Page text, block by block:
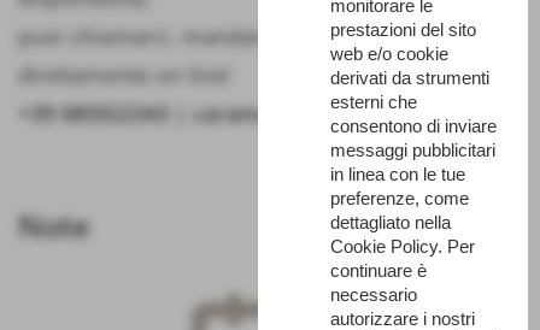
puoi chiamarci, mandarci una mail o prenotare
direttamente on line!
+39 085922343 | caramanico@parcomajella.it
Note
monitorare le
prestazioni del sito
web e/o cookie
derivati da strumenti
esterni che
consentono di inviare
messaggi pubblicitari
in linea con le tue
preferenze, come
dettagliato nella
Cookie Policy. Per
continuare è
necessario
autorizzare i nostri